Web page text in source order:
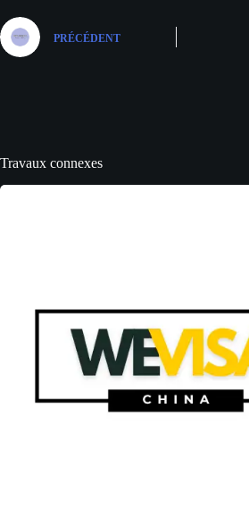
PRÉCÉDENT
Travaux connexes